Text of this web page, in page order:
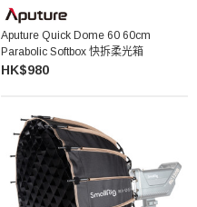
Aputure Quick Dome 60 60cm
Parabolic Softbox 快拆柔光箱
HK$980